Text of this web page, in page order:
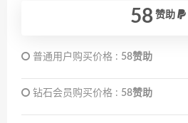
58 赞助
普通用户购买价格 : 58赞助
钻石会员购买价格 : 58赞助